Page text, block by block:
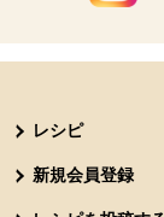
レシピ
新規会員登録